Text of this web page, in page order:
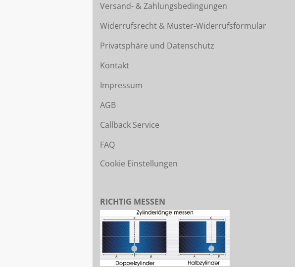
Versand- & Zahlungsbedingungen
Widerrufsrecht & Muster-Widerrufsformular
Privatsphäre und Datenschutz
Kontakt
Impressum
AGB
Callback Service
FAQ
Cookie Einstellungen
RICHTIG MESSEN